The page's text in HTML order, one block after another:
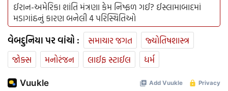
ઈરાન-અમેરિકા શાંતિ મંત્રણા કેમ નિષ્ફળ ગઈ? ઈસ્લામાબાદમાં
મડાગાંઠનું કારણ બનેલી 4 પરિસ્થિતિઓ
વેબદુનિયા પર વાંચો : સમાચાર જગત
જ્યોતિષશાસ્ત્ર
જોક્સ
મનોરંજન લાઈફ સ્ટાઈલ ધર્મ